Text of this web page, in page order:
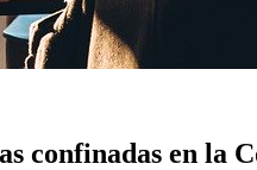
confinadas en la